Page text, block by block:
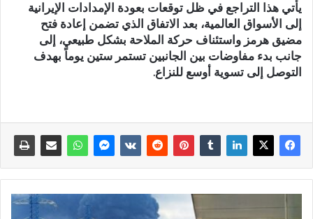
يأتي هذا التراجع في ظل توقعات بعودة الإمدادات الإيرانية
إلى الأسواق العالمية، بعد الاتفاق الذي تضمن إعادة فتح
مضيق هرمز واستئناف حركة الملاحة بشكل طبيعي، إلى
جانب بدء مفاوضات بين الجانبين تستمر ستين يوماً بهدف
التوصل إلى تسوية أوسع للنزاع.